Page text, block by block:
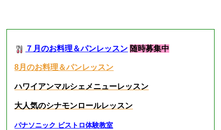
７月のお料理＆パンレッスン 随時募集中
8月のお料理＆パンレッスン
ハワイアンマルシェメニューレッスン
大人気のシナモンロールレッスン
パナソニック ビストロ体験教室